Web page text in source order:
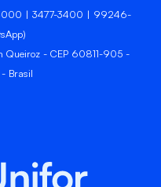
3000 | 3477-3400 | 99246-
Queiroz - CEP 60811-905 -
Brasil